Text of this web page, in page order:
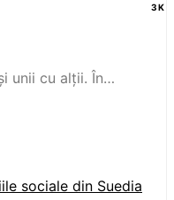
3K
sociale din Suedia
unii cu alții. În…